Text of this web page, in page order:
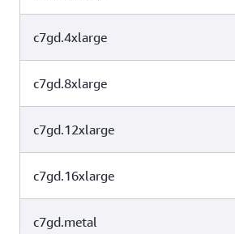
vCPU
c7gd.4xlarge
vCPU
c7gd.8xlarge
vCPU
c7gd.12xlarge
vCPU
c7gd.16xlarge
vCPU
c7gd.metal